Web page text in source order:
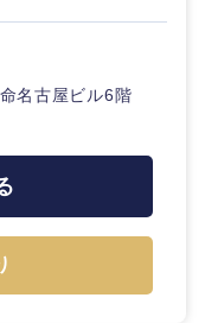
開発
県
50代
名古屋ビル6階